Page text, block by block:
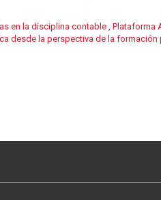
en la disciplina contable , Plataforma
desde la perspectiva de la